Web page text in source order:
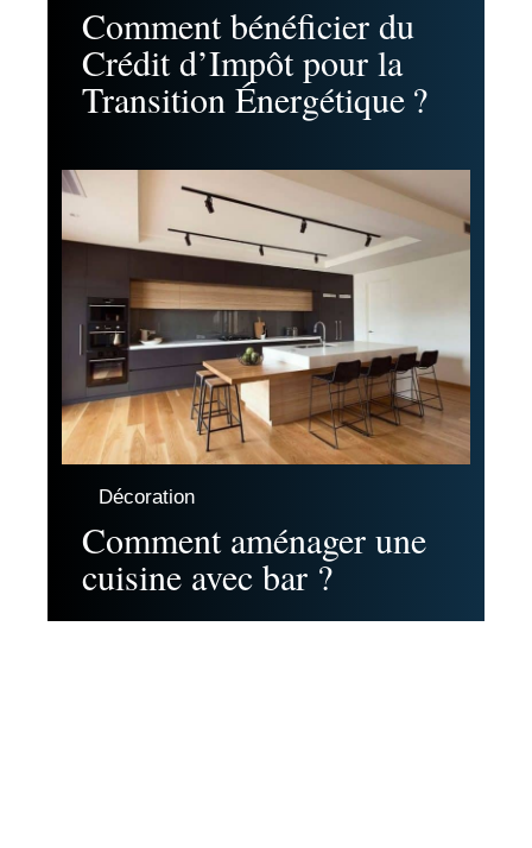
Comment bénéficier du
Crédit d’Impôt pour la
Transition Énergétique ?
Décoration
Comment aménager une
cuisine avec bar ?